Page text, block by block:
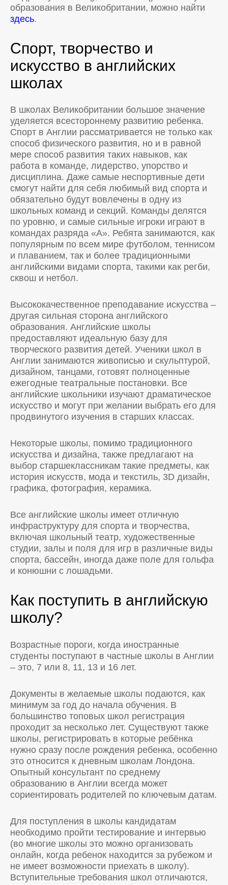
образования в Великобритании, можно найти
здесь.
Спорт, творчество и
искусство в английских
школах
В школах Великобритании большое значение
уделяется всестороннему развитию ребенка.
Спорт в Англии рассматривается не только как
способ физического развития, но и в равной
мере способ развития таких навыков, как
работа в команде, лидерство, упорство и
дисциплина. Даже самые неспортивные дети
смогут найти для себя любимый вид спорта и
обязательно будут вовлечены в одну из
школьных команд и секций. Команды делятся
по уровню, и самые сильные игроки играют в
командах разряда «A». Ребята занимаются, как
популярным по всем мире футболом, теннисом
и плаванием, так и более традиционными
английскими видами спорта, такими как регби,
сквош и нетбол.
Высококачественное преподавание искусства –
другая сильная сторона английского
образования. Английские школы
предоставляют идеальную базу для
творческого развития детей. Ученики школ в
Англии занимаются живописью и скульптурой,
дизайном, танцами, готовят полноценные
ежегодные театральные постановки. Все
английские школьники изучают драматическое
искусство и могут при желании выбрать его для
продвинутого изучения в старших классах.
Некоторые школы, помимо традиционного
искусства и дизайна, также предлагают на
выбор старшеклассникам такие предметы, как
история искусств, мода и текстиль, 3D дизайн,
графика, фотография, керамика.
Все английские школы имеет отличную
инфраструктуру для спорта и творчества,
включая школьный театр, художественные
студии, залы и поля для игр в различные виды
спорта, бассейн, иногда даже поле для гольфа
и конюшни с лошадьми.
Как поступить в английскую
школу?
Возрастные пороги, когда иностранные
студенты поступают в частные школы в Англии
– это, 7 или 8, 11, 13 и 16 лет.
Документы в желаемые школы подаются, как
минимум за год до начала обучения. В
большинство топовых школ регистрация
проходит за несколько лет. Существуют также
школы, регистрировать в которые ребёнка
нужно сразу после рождения ребенка, особенно
это относится к дневным школам Лондона.
Опытный консультант по среднему
образованию в Англии всегда может
сориентировать родителей по ключевым датам.
Для поступления в школы кандидатам
необходимо пройти тестирование и интервью
(во многие школы это можно организовать
онлайн, когда ребенок находится за рубежом и
не имеет возможности приехать в школу).
Вступительные требования школ отличаются,